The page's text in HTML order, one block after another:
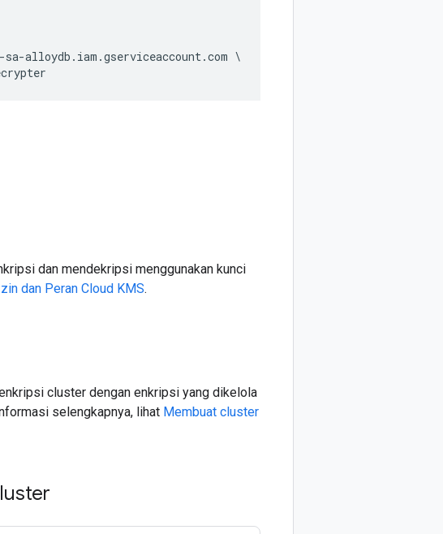
sa-alloydb.iam.gserviceaccount.com \
dan mendekripsi menggunakan kunci
dan Peran Cloud KMS.
cluster dengan enkripsi yang dikelola
selengkapnya, lihat Membuat cluster